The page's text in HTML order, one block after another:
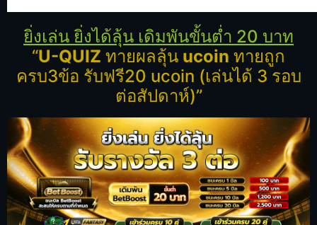
ยิ่งเล่น ยิ่งได้ลุ้น เดิมพันขั้นต่ำ 20 บาท
“U-QUIZ ทายผลลุ้น ucoin ทายถูก
ครบ3ข้อ รับฟรี20 ucoin (เล่นได้ 3 รอบ
ต่อสัปดาห์)”